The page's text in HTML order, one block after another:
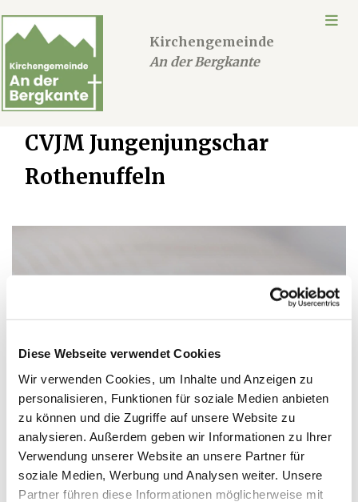
Diese Webseite verwendet Cookies
Wir verwenden Cookies, um Inhalte und Anzeigen zu
personalisieren, Funktionen für soziale Medien anbieten
zu können und die Zugriffe auf unsere Website zu
analysieren. Außerdem geben wir Informationen zu Ihrer
Verwendung unserer Website an unsere Partner für
soziale Medien, Werbung und Analysen weiter. Unsere
Partner führen diese Informationen möglicherweise mit
Kirchengemeinde
An der Bergkante
CVJM Jungenjungschar
Rothenuffeln
Freitag, 29. Januar 2027, 17:00 -